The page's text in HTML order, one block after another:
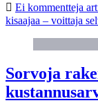
Ei kommentteja
kisaajaa – voittaja
Sorvoja